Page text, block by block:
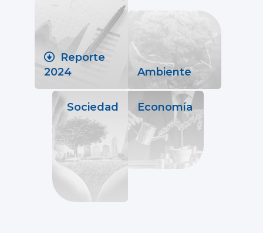
Reporte
2024
Ambiente
Sociedad Economía